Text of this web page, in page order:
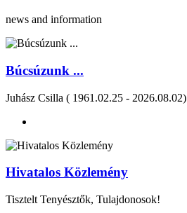
news and information
Búcsúzunk ...
Juhász Csilla ( 1961.02.25 - 2026.08.02)
Hivatalos Közlemény
Tisztelt Tenyésztők, Tulajdonosok!